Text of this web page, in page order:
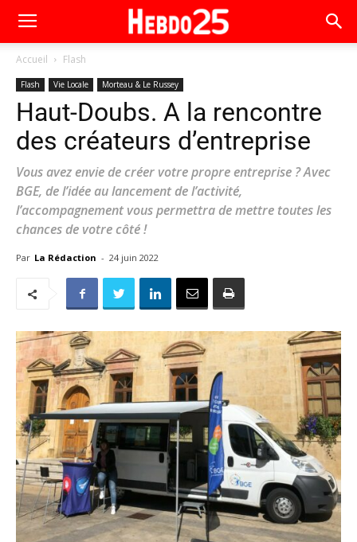
Accueil Flash
Flash Vie Locale Morteau & Le Russey
Haut-Doubs. A la rencontre
des créateurs d’entreprise
Vous avez envie de créer votre propre entreprise ? Avec
BGE, de l’idée au lancement de l’activité,
l’accompagnement vous permettra de mettre toutes les
chances de votre côté !
Par La Rédaction - 24 juin 2022